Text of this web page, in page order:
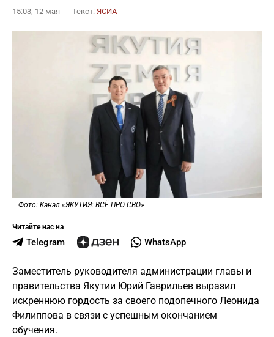
15:03, 12 мая Текст: ЯСИА
Фото: Канал «ЯКУТИЯ: ВСЁ ПРО СВО»
Читайте нас на
Telegram WhatsApp
Заместитель руководителя администрации главы и
правительства Якутии Юрий Гаврильев выразил
искреннюю гордость за своего подопечного Леонида
Филиппова в связи с успешным окончанием
обучения.